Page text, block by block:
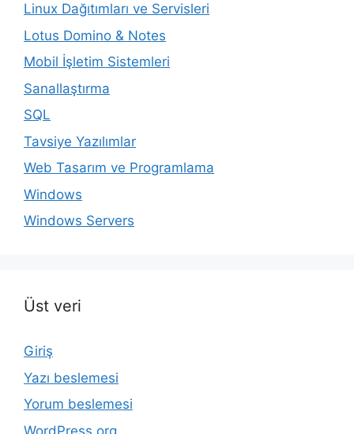
Linux Dağıtımları ve Servisleri
Lotus Domino & Notes
Mobil İşletim Sistemleri
Sanallaştırma
SQL
Tavsiye Yazılımlar
Web Tasarım ve Programlama
Windows
Windows Servers
Üst veri
Giriş
Yazı beslemesi
Yorum beslemesi
WordPress.org